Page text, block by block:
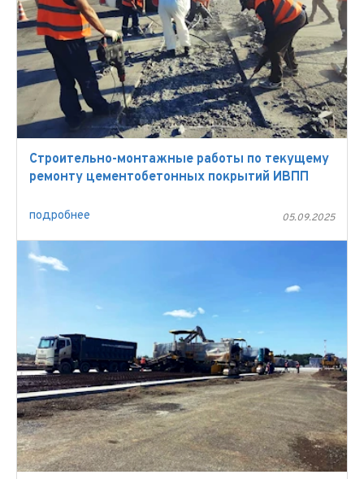
Строительно-монтажные работы по текущему
ремонту цементобетонных покрытий ИВПП
подробнее 05.09.2025